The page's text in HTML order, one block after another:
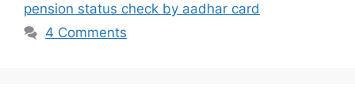
pension status check by aadhar card
4 Comments